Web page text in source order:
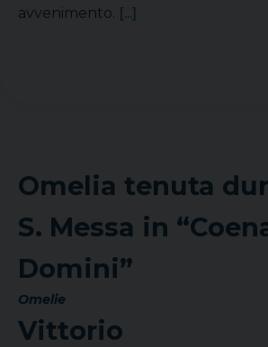
avvenimento. [...]
Omelia tenuta
S. Messa in
Domini”
Omelie
Vittorio